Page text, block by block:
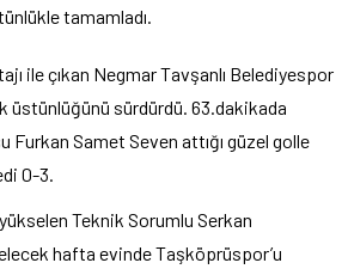
tamamladı.
ile çıkan Negmar Tavşanlı Belediyespor
üstünlüğünü sürdürdü. 63.dakikada
Furkan Samet Seven attığı güzel golle
0-3.
Teknik Sorumlu Serkan
hafta evinde Taşköprüspor’u